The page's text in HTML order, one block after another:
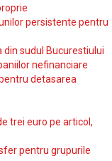
persistente pentru
din sudul Bucurestiului
nefinanciare
detasarea
trei euro pe articol,
pentru grupurile